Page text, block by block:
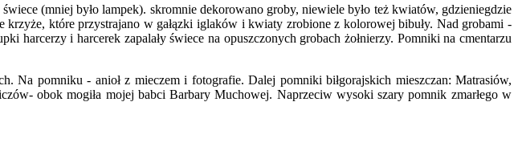
(mniej było lampek). skromnie dekorowano groby, niewiele było też kwiatów, gdzieniegdzie
które przystrajano w gałązki iglaków i kwiaty zrobione z kolorowej bibuły. Nad grobami -
har­cerzy i harcerek zapalały świece na opusz­czonych grobach żołnierzy. Pomniki na cmentarzu
Na pomniku - anioł z mieczem i fotografie. Dalej pomniki biłgorajskich mieszczan: Matrasiów,
obok mogiła mojej babci Barbary Muchowej. Naprzeciw wysoki szary pomnik zmarłego w